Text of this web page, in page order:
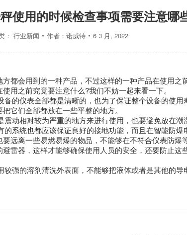
使用的时候检查事项需要注意哪
： 行业新闻 作者： 诺威特 6 3 月, 2022
都会用到的一种产品，不过这样的一种产品在使用之
用之前究竟要注意什么?我们不妨一起来看一下。
的仪表全部都是清晰的，也为了保证整个设备的使
它们全部都放在一些平整的地方。
动相对较为严重的地方来进行使用，也要避免放在潮
系统也都应该保证良好的接地功能，而且在智能防
远离一些易燃易爆的物品，不能够在不符合仪表防爆
雷器，这样才能够确保使用人员的安全，还要防止这
强的溶剂清洗外表面，不能够把液体或者是其他的